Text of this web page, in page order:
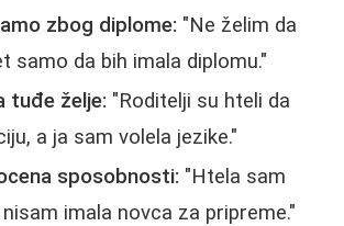
zbog diplome: "Ne želim da
samo da bih imala diplomu."
tuđe želje: "Roditelji su hteli da
a ja sam volela jezike."
sposobnosti: "Htela sam
imala novca za pripreme."